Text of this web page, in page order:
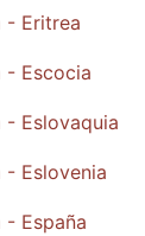
- Eritrea
Escocia
Eslovaquia
Eslovenia
España